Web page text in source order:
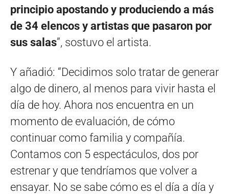
principio apostando y produciendo a más
de 34 elencos y artistas que pasaron por
sus salas”, sostuvo el artista.
Y añadió: “Decidimos solo tratar de generar
algo de dinero, al menos para vivir hasta el
día de hoy. Ahora nos encuentra en un
momento de evaluación, de cómo
continuar como familia y compañía.
Contamos con 5 espectáculos, dos por
estrenar y que tendríamos que volver a
ensayar. No se sabe cómo es el día a día y